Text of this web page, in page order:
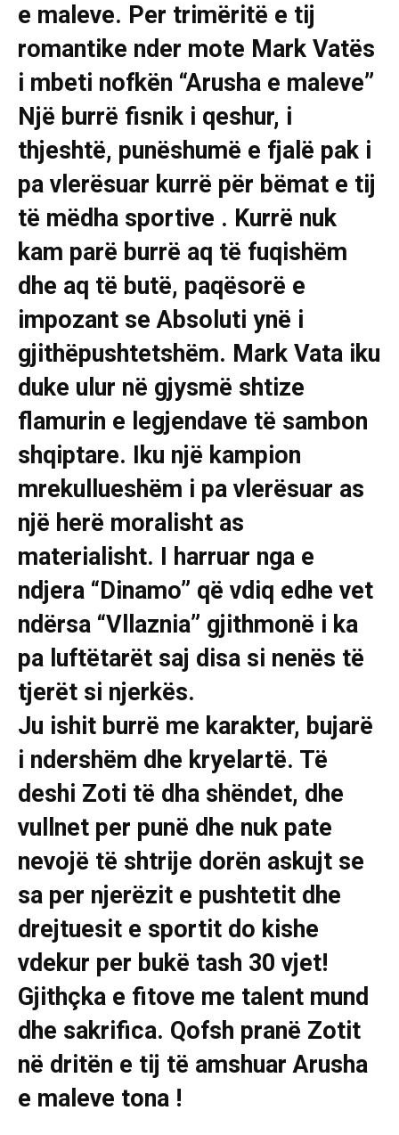
e maleve. Per trimëritë e tij
romantike nder mote Mark Vatës
i mbeti nofkën “Arusha e maleve”
Një burrë fisnik i qeshur, i
thjeshtë, punëshumë e fjalë pak i
pa vlerësuar kurrë për bëmat e tij
të mëdha sportive . Kurrë nuk
kam parë burrë aq të fuqishëm
dhe aq të butë, paqësorë e
impozant se Absoluti ynë i
gjithëpushtetshëm. Mark Vata iku
duke ulur në gjysmë shtize
flamurin e legjendave të sambon
shqiptare. Iku një kampion
mrekullueshëm i pa vlerësuar as
një herë moralisht as
materialisht. I harruar nga e
ndjera “Dinamo” që vdiq edhe vet
ndërsa “Vllaznia” gjithmonë i ka
pa luftëtarët saj disa si nenës të
tjerët si njerkës.
Ju ishit burrë me karakter, bujarë
i ndershëm dhe kryelartë. Të
deshi Zoti të dha shëndet, dhe
vullnet per punë dhe nuk pate
nevojë të shtrije dorën askujt se
sa per njerëzit e pushtetit dhe
drejtuesit e sportit do kishe
vdekur per bukë tash 30 vjet!
Gjithçka e fitove me talent mund
dhe sakrifica. Qofsh pranë Zotit
në dritën e tij të amshuar Arusha
e maleve tona !